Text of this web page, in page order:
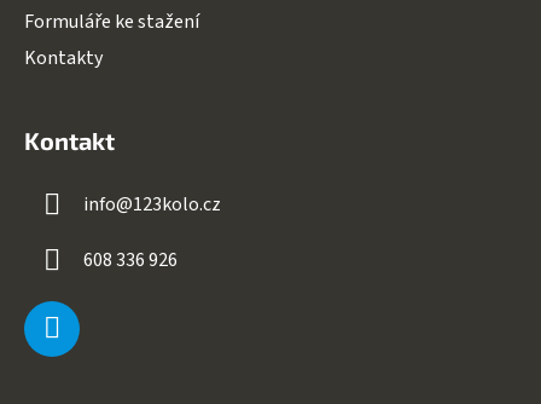
Formuláře ke stažení
Kontakty
Kontakt
info@123kolo.cz
608 336 926